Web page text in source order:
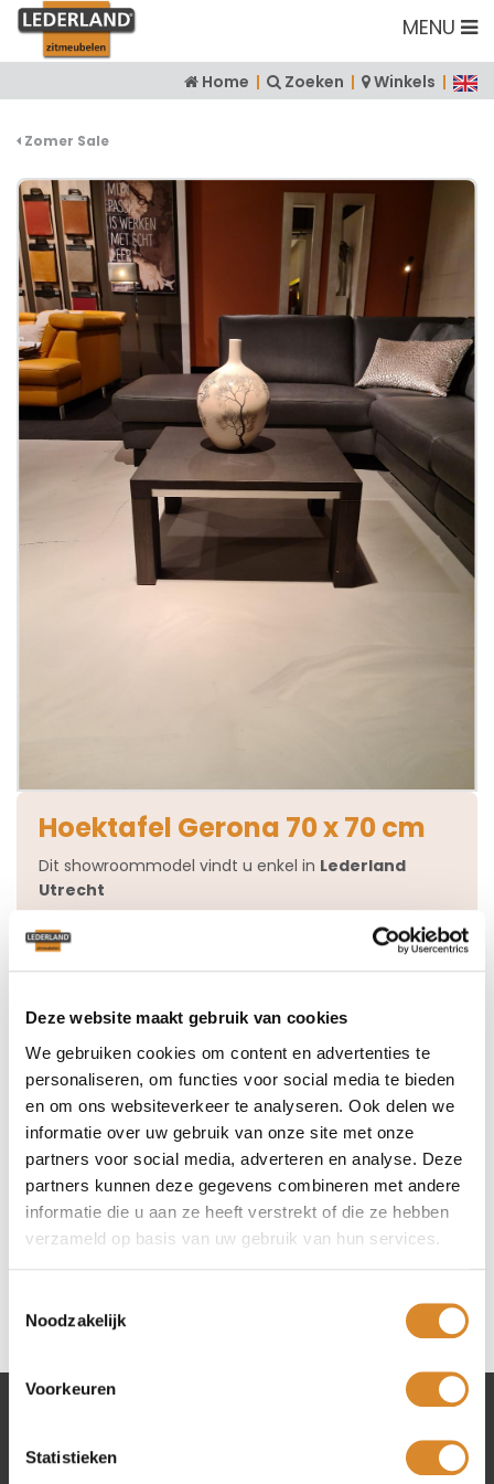
Deze website maakt gebruik van cookies
We gebruiken cookies om content en advertenties te
personaliseren, om functies voor social media te bieden
en om ons websiteverkeer te analyseren. Ook delen we
informatie over uw gebruik van onze site met onze
partners voor social media, adverteren en analyse. Deze
partners kunnen deze gegevens combineren met andere
informatie die u aan ze heeft verstrekt of die ze hebben
verzameld op basis van uw gebruik van hun services.
Noodzakelijk
Voorkeuren
Statistieken
MENU
Home | Zoeken | Winkels |
Zomer Sale
Hoektafel Gerona 70 x 70 cm
Dit showroommodel vindt u enkel in Lederland
Utrecht
van € 650,-
nu voor€ 250,-
Stel een vraag over dit model
Hoektafel Gerona 70 x 70 cm
Lederland winkels